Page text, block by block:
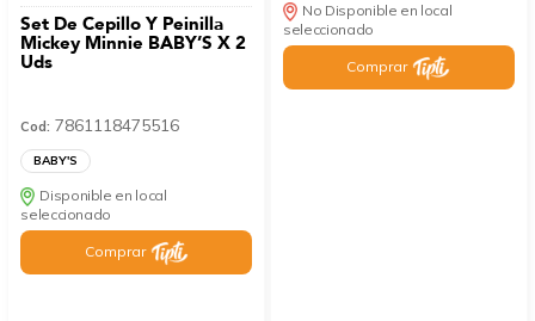
Set De Cepillo Y Peinilla
Mickey Minnie BABY’S X 2
Uds
Cod: 7861118475516
BABY'S
Disponible en local
seleccionado
Comprar
No Disponible en local
seleccionado
Comprar